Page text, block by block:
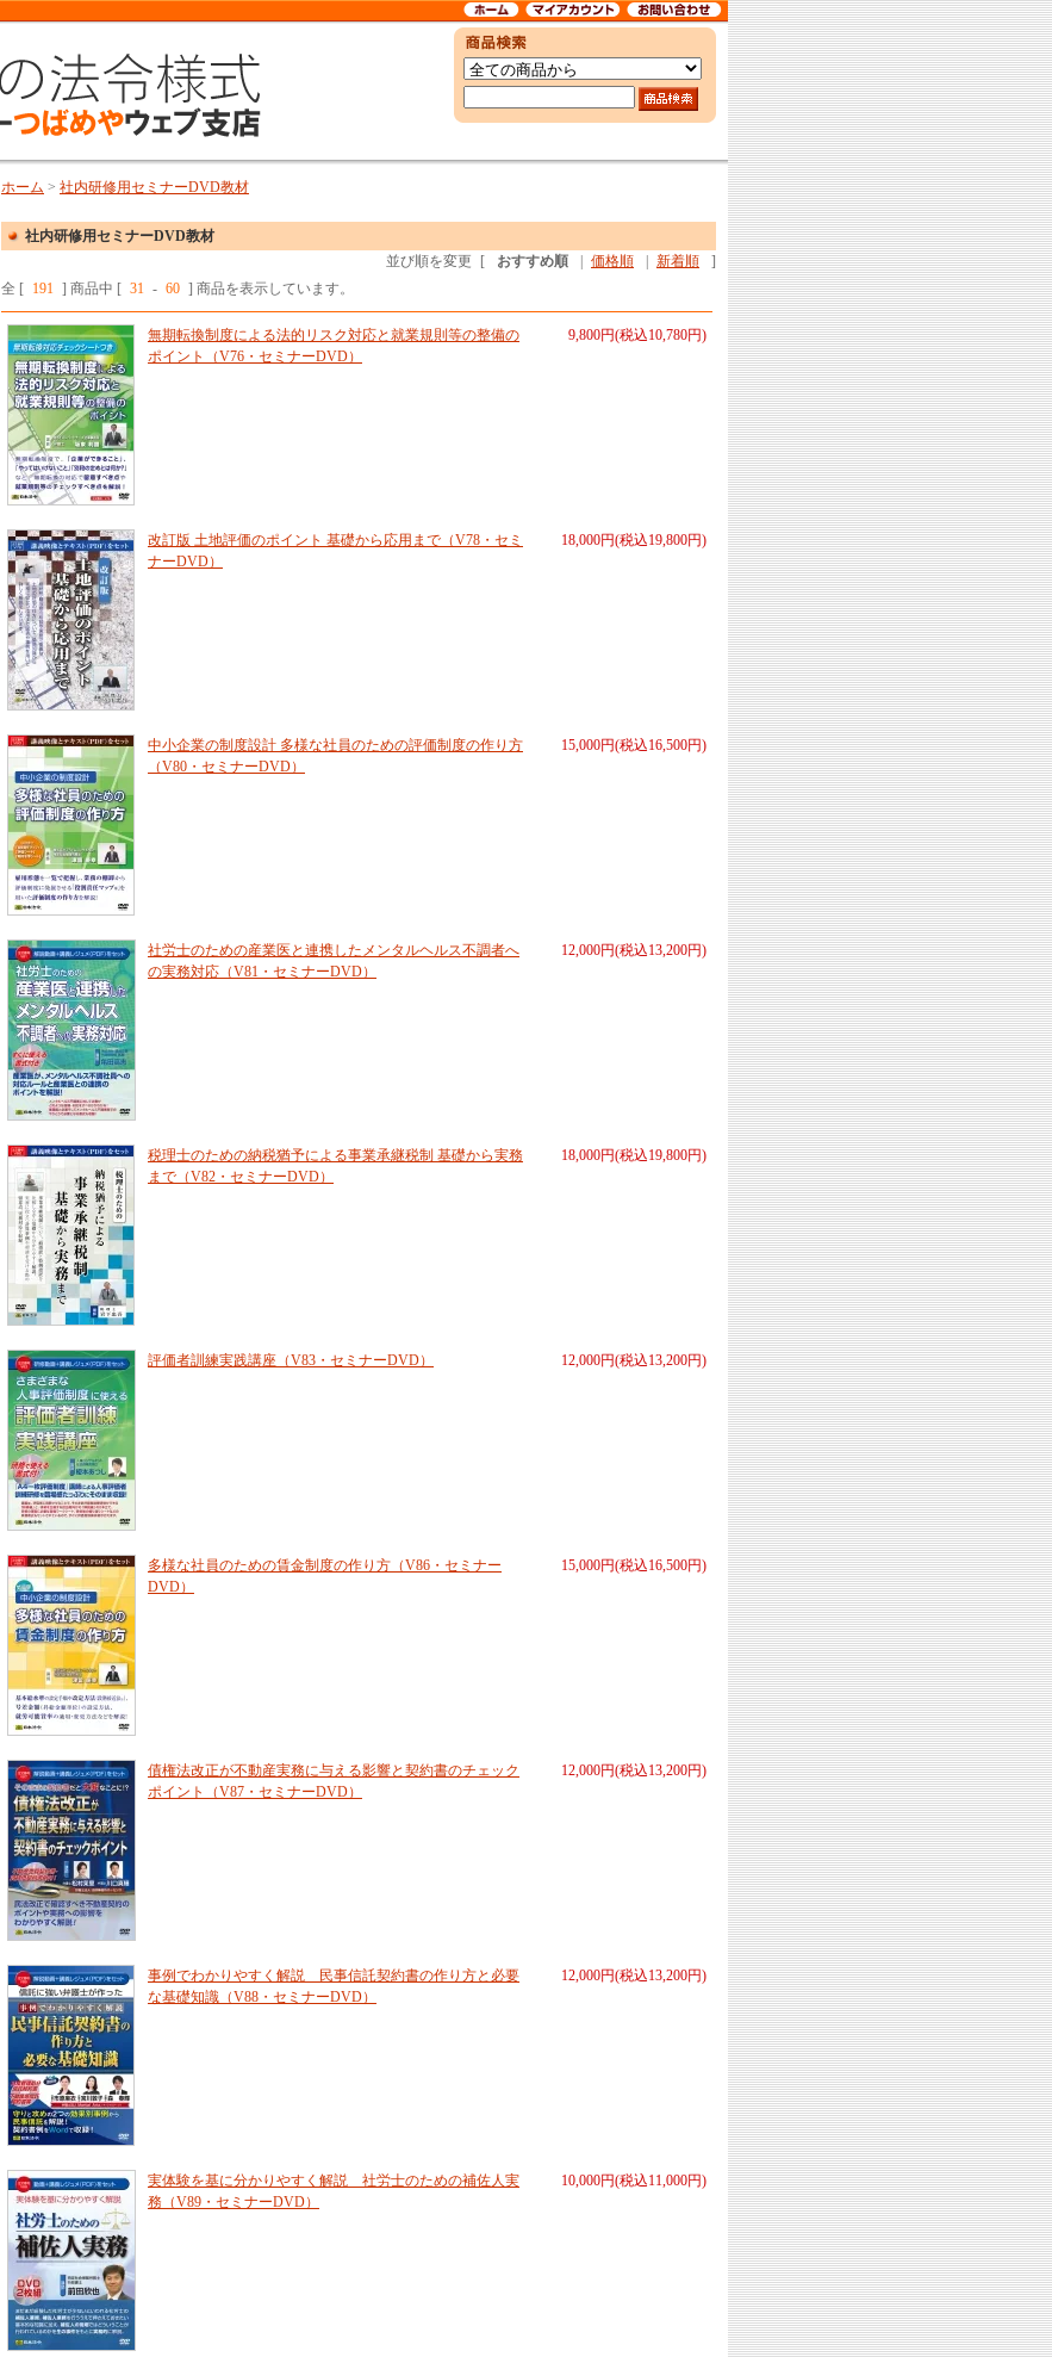
ホーム > 社内研修用セミナーDVD教材
社内研修用セミナーDVD教材
並び順を変更
[ おすすめ順 価格順 新着順
]
全 [ 191 ] 商品中 [ 31 - 60 ] 商品を表示しています。
9,800円(税込10,780円)
無期転換制度による法的リスク対応と就業規則等の整備の
ポイント（V76・セミナーDVD）
18,000円(税込19,800円)
改訂版 土地評価のポイント 基礎から応用まで（V78・セミ
ナーDVD）
15,000円(税込16,500円)
中小企業の制度設計 多様な社員のための評価制度の作り方
（V80・セミナーDVD）
12,000円(税込13,200円)
社労士のための産業医と連携したメンタルヘルス不調者へ
の実務対応（V81・セミナーDVD）
18,000円(税込19,800円)
税理士のための納税猶予による事業承継税制 基礎から実務
まで（V82・セミナーDVD）
12,000円(税込13,200円)
評価者訓練実践講座（V83・セミナーDVD）
15,000円(税込16,500円)
多様な社員のための賃金制度の作り方（V86・セミナー
DVD）
12,000円(税込13,200円)
債権法改正が不動産実務に与える影響と契約書のチェック
ポイント（V87・セミナーDVD）
12,000円(税込13,200円)
事例でわかりやすく解説 民事信託契約書の作り方と必要
な基礎知識（V88・セミナーDVD）
10,000円(税込11,000円)
実体験を基に分かりやすく解説 社労士のための補佐人実
務（V89・セミナーDVD）